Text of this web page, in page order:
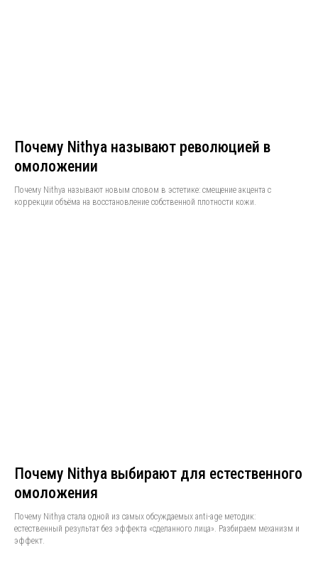
Почему Nithya называют революцией в
омоложении
Почему Nithya называют новым словом в эстетике: смещение акцента с
коррекции объёма на восстановление собственной плотности кожи.
Почему Nithya выбирают для естественного
омоложения
Почему Nithya стала одной из самых обсуждаемых anti-age методик:
естественный результат без эффекта «сделанного лица». Разбираем механизм и
эффект.